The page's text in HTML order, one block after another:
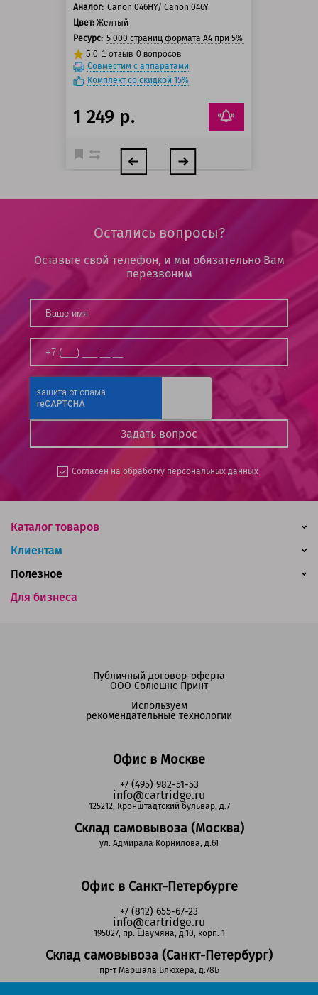
Аналог: Canon 046HY/ Canon 046Y
Цвет: Желтый
Ресурс: 5 000 страниц формата А4 при 5% заполнении
5.0 1 отзыв 0 вопросов
Совместим с аппаратами
Комплект со скидкой 15%
1 249 р.
Остались вопросы?
Оставьте свой телефон, и мы обязательно Вам
перезвоним
Согласен на обработку персональных данных
Каталог товаров
Клиентам
Для бизнеса
Полезное
Офис в Москве
+7 (495) 982-51-53
info@cartridge.ru
125212, Кронштадтский бульвар, д.7
Склад самовывоза (Москва)
ул. Адмирала Корнилова, д.61
Офис в Санкт-Петербурге
+7 (812) 655-67-23
info@cartridge.ru
195027, пр. Шаумяна, д.10, корп. 1
Склад самовывоза (Санкт-Петербург)
пр-т Маршала Блюхера, д.78Б
Публичный договор-оферта
ООО Солюшнс Принт
Используем
рекомендательные технологии